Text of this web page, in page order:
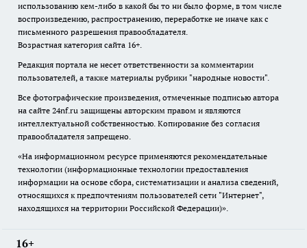
использованию кем-либо в какой бы то ни было форме, в том числе
воспроизведению, распространению, переработке не иначе как с
письменного разрешения правообладателя.
Возрастная категория сайта 16+.
Редакция портала не несет ответственности за комментарии
пользователей, а также материалы рубрики "народные новости".
Все фотографические произведения, отмеченные подписью автора
на сайте 24nf.ru защищены авторским правом и являются
интеллектуальной собственностью. Копирование без согласия
правообладателя запрещено.
«На информационном ресурсе применяются рекомендательные
технологии (информационные технологии предоставления
информации на основе сбора, систематизации и анализа сведений,
относящихся к предпочтениям пользователей сети "Интернет",
находящихся на территории Российской Федерации)».
16+